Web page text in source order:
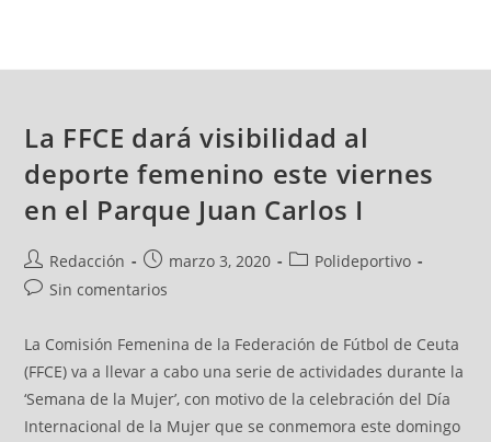
La FFCE dará visibilidad al
deporte femenino este viernes
en el Parque Juan Carlos I
Redacción marzo 3, 2020
Polideportivo
Sin comentarios
La Comisión Femenina de la Federación de Fútbol de Ceuta
(FFCE) va a llevar a cabo una serie de actividades durante la
‘Semana de la Mujer’, con motivo de la celebración del Día
Internacional de la Mujer que se conmemora este domingo